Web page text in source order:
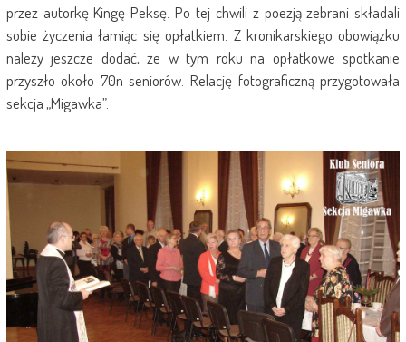
przez autorkę Kingę Peksę. Po tej chwili z poezją zebrani składali
sobie życzenia łamiąc się opłatkiem. Z kronikarskiego obowiązku
należy jeszcze dodać, że w tym roku na opłatkowe spotkanie
przyszło około 70n seniorów. Relację fotograficzną przygotowała
sekcja „Migawka”.